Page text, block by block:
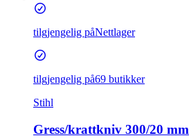
tilgjengelig påNettlager
tilgjengelig på69 butikker
Stihl
Gress/krattkniv 300/20 mm